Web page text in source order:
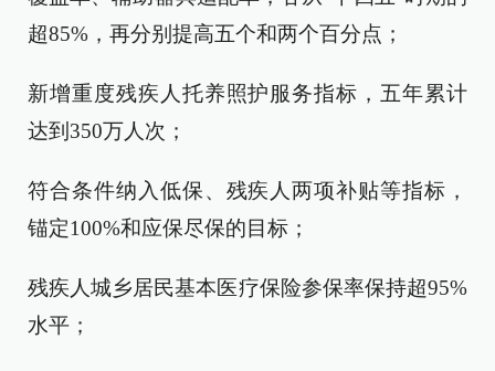
超85%，再分别提高五个和两个百分点；
新增重度残疾人托养照护服务指标，五年累计
达到350万人次；
符合条件纳入低保、残疾人两项补贴等指标，
锚定100%和应保尽保的目标；
残疾人城乡居民基本医疗保险参保率保持超95%
水平；